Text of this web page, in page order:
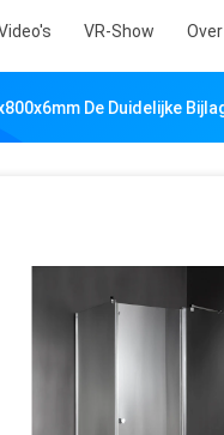
VR-Show
De Duidelijke